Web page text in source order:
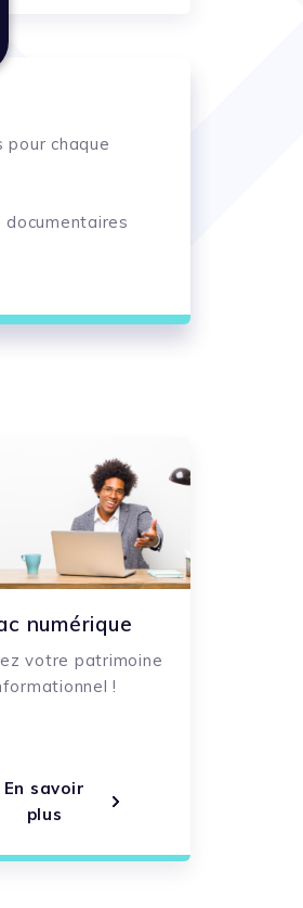
chaque
du risque
étapes :
numérique
votre patrimoine
!
En savoir
plus